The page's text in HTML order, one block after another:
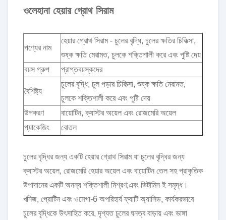
ওলেহানা হেয়ার গ্রোথ সিরাম
পণ্যের নাম
হেয়ার গ্রোথ সিরাম - চুলের বৃদ্ধি, চুলের ক্ষতির চিকিত্সা,
শুষ্ক ক্ষতি মেরামত, চুলকে শক্তিশালী করে এবং পুষ্টি দেয়
বয়স গ্রুপ
প্রাপ্তবয়স্কদের
বৈশিষ্ট্য
চুলের বৃদ্ধি, চুল পড়ার চিকিত্সা, শুষ্ক ক্ষতি মেরামত,
চুলকে শক্তিশালী করে এবং পুষ্টি দেয়
উপকরণ
বায়োটিন, ক্যাস্টর অয়েল এবং রোজমেরি অয়েল
প্যাকেজিং
বোতল
চুলের বৃদ্ধির জন্য একটি হেয়ার গ্রোথ সিরাম যা চুলের বৃদ্ধির জন্য
ক্যাস্টর অয়েল, রোজমেরি হেয়ার অয়েল এবং বায়োটিন তেল সহ প্রাকৃতিক
উপাদানের একটি অনন্য শক্তিশালী মিশ্রণ;এবং ভিটামিন ই সমৃদ্ধ।
খনিজ, প্রোটিন এবং ওমেগা-6 অপরিহার্য ফ্যাটি অ্যাসিড, কার্যকরভাবে
চুলের বৃদ্ধিকে উৎসাহিত করে, দৃশ্যত চুলের ঘনত্ব বাড়ায় এবং ভাঙ্গা